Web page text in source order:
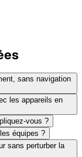
sans navigation
les appareils en
vous ?
équipes ?
sans perturber la